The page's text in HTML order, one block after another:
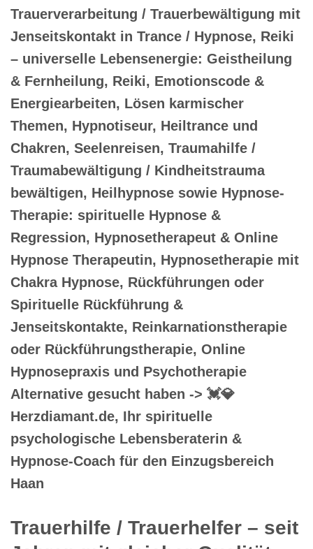
Herzdiamant.de, Ihr spirituelle
psychologische Lebensberaterin &
Hypnose-Coach für den Einzugsbereich
Haan
Trauerhilfe / Trauerhelfer – seit
Jahren mit gleicher Qualität
Trauerverarbeitung / Trauerbewältigung mit Jenseitskontakt
in Trance / Hypnose in Haan, Erkrath (Fundort des
Neanderthalers), Wülfrath, Leichlingen, Langenfeld,
Remscheid, Monheim (Rhein) oder Hilden, Solingen
(Klingenstadt), Mettmann
Trauerhilfe und Trauerverarbeitung & Trauerhilfe,
in Trance / Hypnose und Chakrenhypnose & Hypno-Aura-
Chirurgie, verlorener Zwilling, Inneres Kind, Emotionale
Blockaden, Fremdenergien, Emotionscode, Vergebensarbeit
Trauerhilfe / Trauerhelfer aus Haan Kneteisen, Oberhaan,
Bollenheide, Buschenhausen, Bracken, Spörkelnbruch,
Gruiten, Aue, Düsselermühle, Osterholz, Irdelen
Chakrenhypnose & Hypno-Aura-Chirurgie, Fremdenergien,
verlorener Zwilling, Emotionscode, Inneres Kind, Emotionale
Blockaden, Vergebensarbeit für Haan – Düsselermühle,